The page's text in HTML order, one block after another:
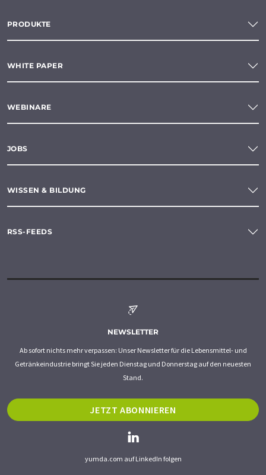
PRODUKTE
WHITE PAPER
WEBINARE
JOBS
WISSEN & BILDUNG
RSS-FEEDS
NEWSLETTER
Ab sofort nichts mehr verpassen: Unser Newsletter für die Lebensmittel- und
Getränkeindustrie bringt Sie jeden Dienstag und Donnerstag auf den neuesten
Stand.
JETZT ABONNIEREN
yumda.com auf LinkedIn folgen